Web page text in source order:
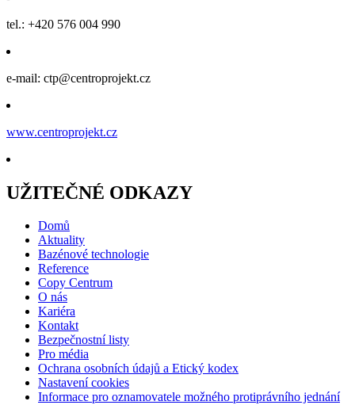
tel.: +420 576 004 990
e-mail: ctp@centroprojekt.cz
www.centroprojekt.cz
UŽITEČNÉ ODKAZY
Domů
Aktuality
Bazénové technologie
Reference
Copy Centrum
O nás
Kariéra
Kontakt
Bezpečnostní listy
Pro média
Ochrana osobních údajů a Etický kodex
Nastavení cookies
Informace pro oznamovatele možného protiprávního jednání